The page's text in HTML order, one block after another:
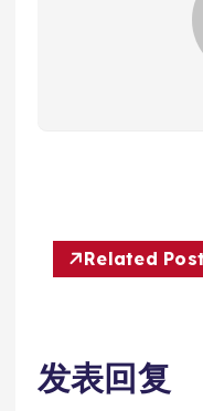
Related
发表回复